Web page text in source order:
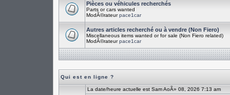
Pièces ou véhicules recherchés
Parts or cars wanted
ModÃ©rateurpace1car
Autres articles recherché ou à vendre (Non Fiero)
Miscellaneous items wanted or for sale (Non Fiero related)
ModÃ©rateurpace1car
Qui est en ligne ?
La date/heure actuelle est Sam AoÃ» 08, 2026 7:13 am